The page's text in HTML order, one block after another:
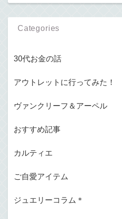
Categories
30代お金の話
アウトレットに行ってみた！
ヴァンクリーフ＆アーペル
おすすめ記事
カルティエ
ご自愛アイテム
ジュエリーコラム＊